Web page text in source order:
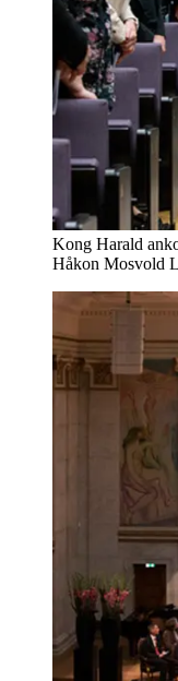
Kong Harald
Håkon Mosvold